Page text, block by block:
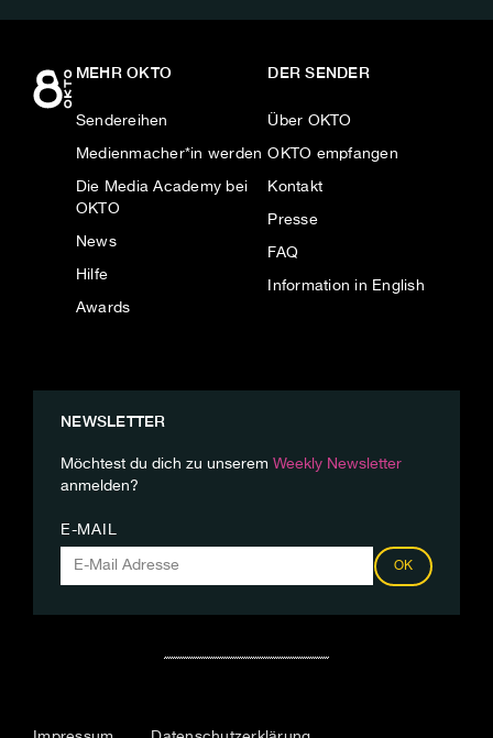
MEHR OKTO
Sendereihen
Medienmacher*in werden
Die Media Academy bei
OKTO
News
Hilfe
Awards
DER SENDER
Über OKTO
OKTO empfangen
Kontakt
Presse
FAQ
Information in English
NEWSLETTER
Möchtest du dich zu unserem Weekly Newsletter
anmelden?
E-MAIL
OK